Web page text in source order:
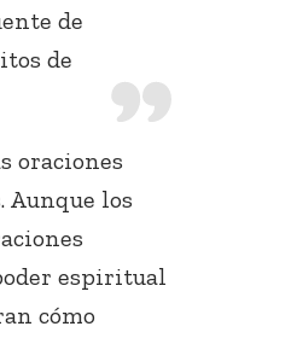
de
de
oraciones
Aunque los
espiritual
cómo